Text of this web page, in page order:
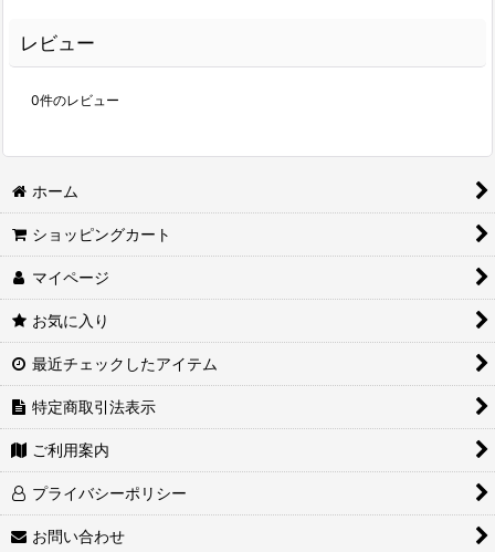
レビュー
0件のレビュー
ホーム
ショッピングカート
マイページ
お気に入り
最近チェックしたアイテム
特定商取引法表示
ご利用案内
プライバシーポリシー
お問い合わせ